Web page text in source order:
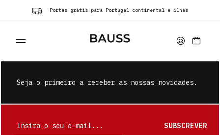
Portes grátis para Portugal continental e ilhas
WALLETS
Seja o primeiro a receber as nossas novidades.
SUBSCREVER